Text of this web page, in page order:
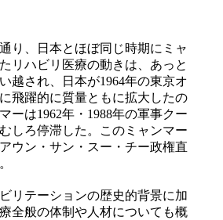
り、日本とほぼ同じ時期にミャ
リハビリ医療の動きは、あっと
越され、日本が1964年の東京オ
飛躍的に質量ともに拡大したの
ーは1962年・1988年の軍事クー
しろ停滞した。このミャンマー
ウン・サン・スー・チー政権直
リテーションの歴史的背景に加
全般の体制や人材についても概